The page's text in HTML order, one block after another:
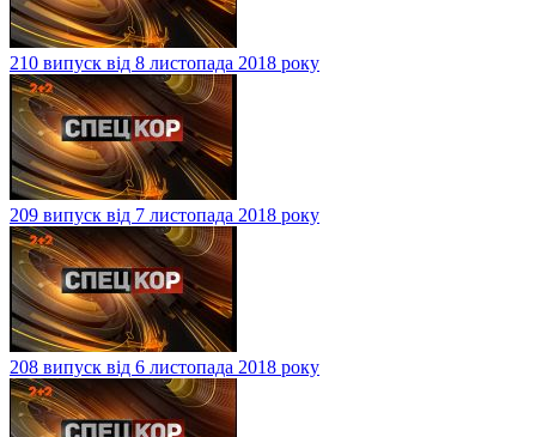
210 випуск від 8 листопада 2018 року
209 випуск від 7 листопада 2018 року
208 випуск від 6 листопада 2018 року